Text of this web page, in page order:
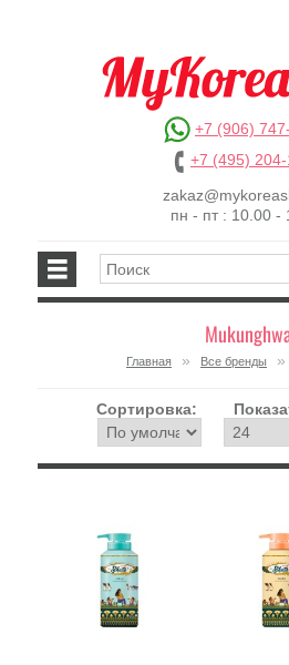
+7 (906)
+7 (495)
пн - пт : 10.00 -
Главная » Все бренды
Сортировка: